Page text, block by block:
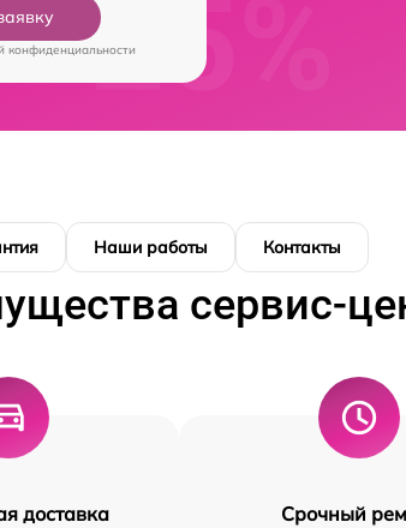
конфиденциальности
Наши работы Контакты
сервис-
доставка Срочный